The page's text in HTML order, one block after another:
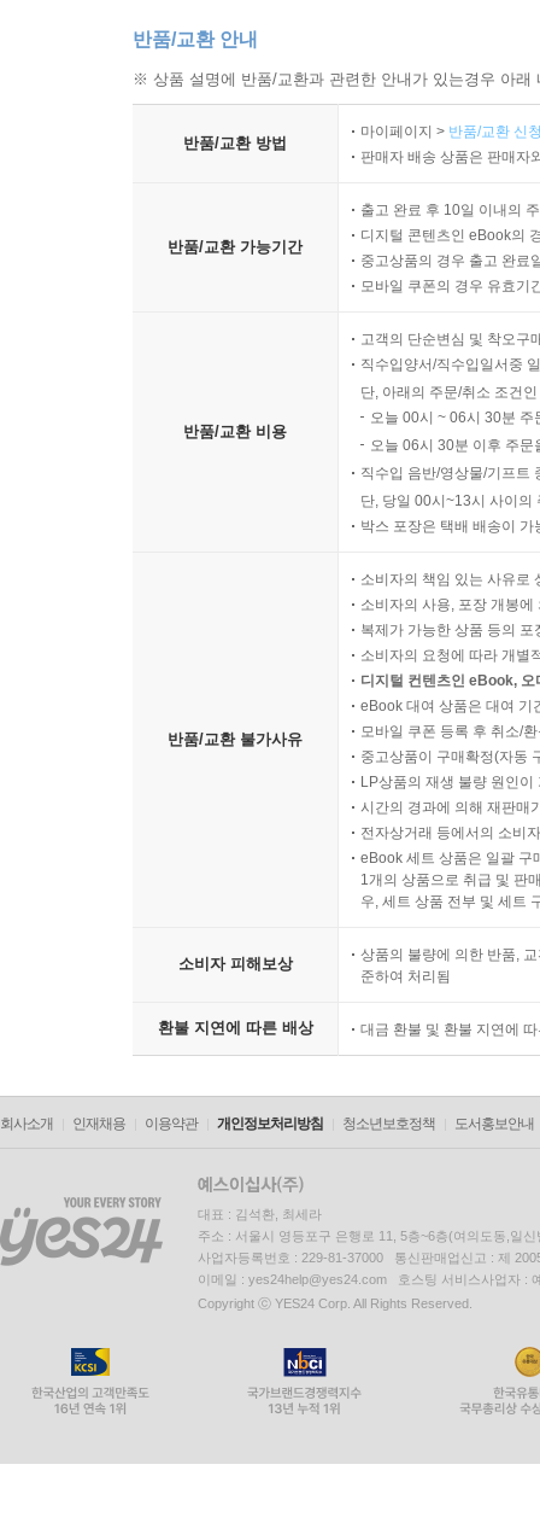
반품/교환 안내
※ 상품 설명에 반품/교환과 관련한 안내가 있는경우 아
반품/교환 방법
마이페이지 > 반품/교환 신
판매자 배송 상품은 판매자
반품/교환 가능기간
출고 완료 후 10일 이내의
디지털 콘텐츠인 eBook의
중고상품의 경우 출고 완료
모바일 쿠폰의 경우 유효기
반품/교환 비용
고객의 단순변심 및 착오구
직수입양서/직수입일서중
단, 아래의 주문/취소 조건
오늘 00시 ~ 06시 30분
오늘 06시 30분 이후 주
직수입 음반/영상물/기프트
단, 당일 00시~13시 사이의
박스 포장은 택배 배송이
반품/교환 불가사유
소비자의 책임 있는 사유로
소비자의 사용, 포장 개봉
복제가 가능한 상품 등의
소비자의 요청에 따라 개별
디지털 컨텐츠인 eBook,
eBook 대여 상품은 대여 기
모바일 쿠폰 등록 후 취소/
중고상품이 구매확정(자동
LP상품의 재생 불량 원인
시간의 경과에 의해 재판매
전자상거래 등에서의 소비
eBook 세트 상품은 일괄 구
1개의 상품으로 취급 및 판
우, 세트 상품 전부 및 세트
소비자 피해보상
상품의 불량에 의한 반품,
준하여 처리됨
환불 지연에 따른 배상 대금 환불 및 환불 지연에
회사소개 인재채용 이용약관 개인정보처리방침 청소년보호정책 도서홍보안내
대표 : 김석환, 최세라
주소 : 서울시 영등포구 은행로 11, 5층~6층(여의도동,일신
사업자등록번호 : 229-81-37000 통신판매업신고 : 제
이메일 : yes24help@yes24.com 호스팅 서비스사업자 :
Copyright ⓒ YES24 Corp. All Rights Reserved.